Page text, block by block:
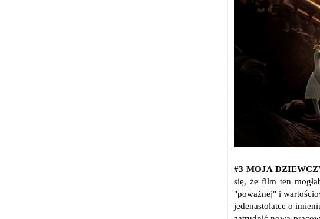
#3 MOJA
się, że film ten
"poważnej" i
jedenastolatce o